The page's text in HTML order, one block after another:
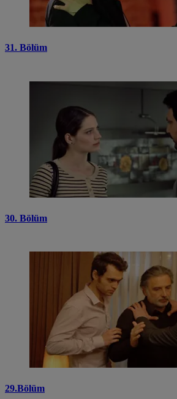
31. Bölüm
30. Bölüm
29.Bölüm